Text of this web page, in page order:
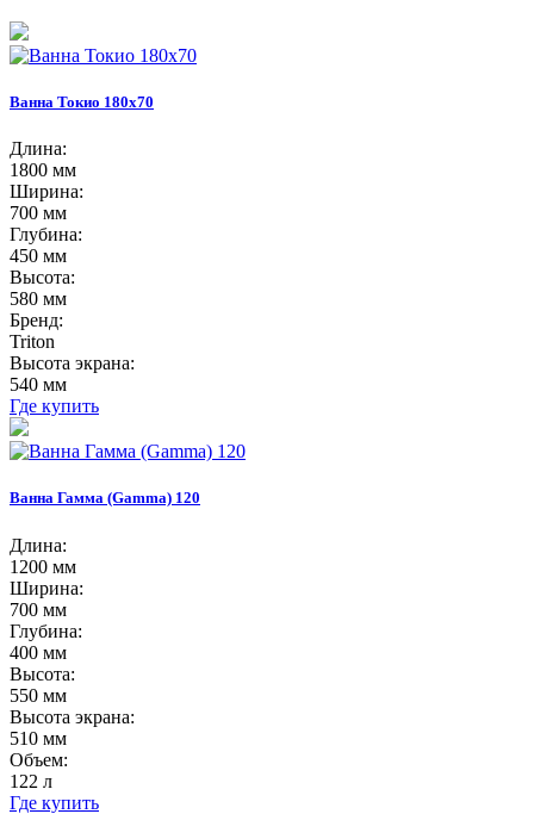
Ванна Токио 180х70
Длина:
1800 мм
Ширина:
700 мм
Глубина:
450 мм
Высота:
580 мм
Бренд:
Triton
Высота экрана:
540 мм
Где купить
Ванна Гамма (Gamma) 120
Длина:
1200 мм
Ширина:
700 мм
Глубина:
400 мм
Высота:
550 мм
Высота экрана:
510 мм
Объем:
122 л
Где купить